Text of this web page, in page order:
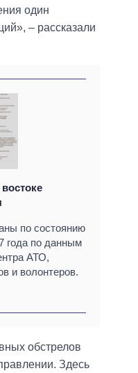
один
– рассказали
по состоянию
года по данным
АТО,
и волонтеров.
обстрелов
Здесь